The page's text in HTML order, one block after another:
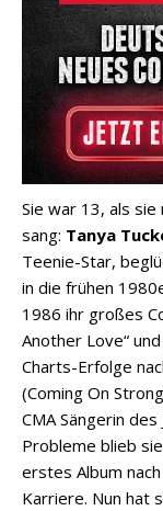
Sie war 13, als
sang: Tanya
Teenie-Star,
in die frühen
1986 ihr großes
Another Love“
Charts-Erfolge
(Coming On
CMA Sängerin
Probleme blieb
erstes Album
Karriere. Nun hat